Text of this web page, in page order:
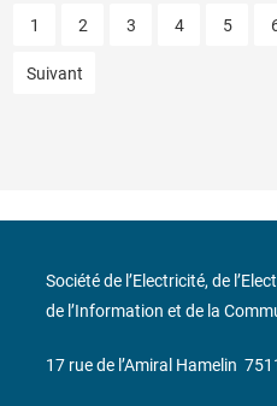
1 2 3 4 5
Suivant
Société de l’Electricité, de
de l’Information et de la
17 rue de l’Amiral Hamelin